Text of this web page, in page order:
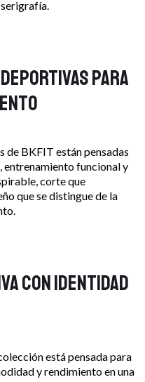
para
de BKFIT están pensadas
entrenamiento funcional y
corte que
que se distingue de la
con identidad
está pensada para
y rendimiento en una